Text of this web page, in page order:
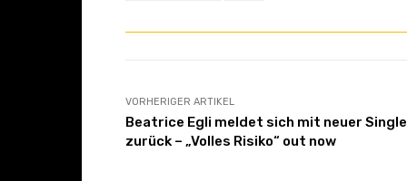
VORHERIGER ARTIKEL
Beatrice Egli meldet sich mit neuer Single
zurück – „Volles Risiko“ out now